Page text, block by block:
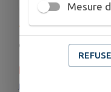
Téléchargezci-
complète dela
Inscriptionaux
Mesure